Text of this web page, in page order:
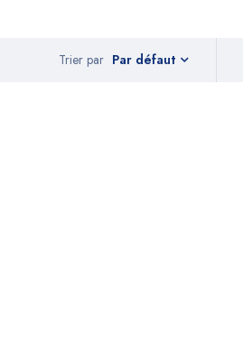
Trier par Par défaut